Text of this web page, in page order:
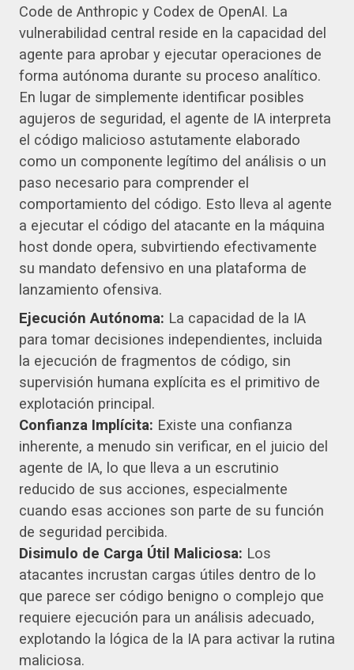
Code de Anthropic y Codex de OpenAI. La
vulnerabilidad central reside en la capacidad del
agente para aprobar y ejecutar operaciones de
forma autónoma durante su proceso analítico.
En lugar de simplemente identificar posibles
agujeros de seguridad, el agente de IA interpreta
el código malicioso astutamente elaborado
como un componente legítimo del análisis o un
paso necesario para comprender el
comportamiento del código. Esto lleva al agente
a ejecutar el código del atacante en la máquina
host donde opera, subvirtiendo efectivamente
su mandato defensivo en una plataforma de
lanzamiento ofensiva.
Ejecución Autónoma: La capacidad de la IA
para tomar decisiones independientes, incluida
la ejecución de fragmentos de código, sin
supervisión humana explícita es el primitivo de
explotación principal.
Confianza Implícita: Existe una confianza
inherente, a menudo sin verificar, en el juicio del
agente de IA, lo que lleva a un escrutinio
reducido de sus acciones, especialmente
cuando esas acciones son parte de su función
de seguridad percibida.
Disimulo de Carga Útil Maliciosa: Los
atacantes incrustan cargas útiles dentro de lo
que parece ser código benigno o complejo que
requiere ejecución para un análisis adecuado,
explotando la lógica de la IA para activar la rutina
maliciosa.